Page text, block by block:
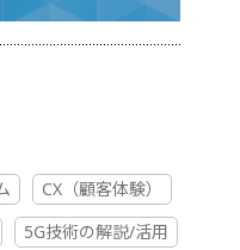
CX（顧客体験）
5G技術の解説/活用